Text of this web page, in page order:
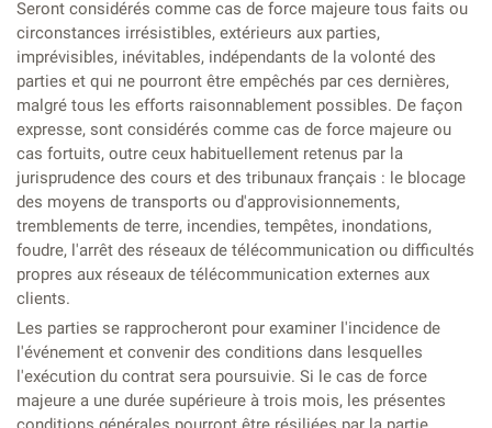
Seront considérés comme cas de force majeure tous faits ou
circonstances irrésistibles, extérieurs aux parties,
imprévisibles, inévitables, indépendants de la volonté des
parties et qui ne pourront être empêchés par ces dernières,
malgré tous les efforts raisonnablement possibles. De façon
expresse, sont considérés comme cas de force majeure ou
cas fortuits, outre ceux habituellement retenus par la
jurisprudence des cours et des tribunaux français : le blocage
des moyens de transports ou d'approvisionnements,
tremblements de terre, incendies, tempêtes, inondations,
foudre, l'arrêt des réseaux de télécommunication ou difficultés
propres aux réseaux de télécommunication externes aux
clients.
Les parties se rapprocheront pour examiner l'incidence de
l'événement et convenir des conditions dans lesquelles
l'exécution du contrat sera poursuivie. Si le cas de force
majeure a une durée supérieure à trois mois, les présentes